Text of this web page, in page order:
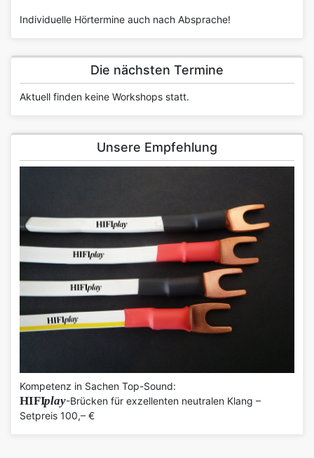
Individuelle Hörtermine auch nach Absprache!
Die nächsten Termine
Aktuell finden keine Workshops statt.
Unsere Empfehlung
Kompetenz in Sachen Top-Sound:
HIFIplay-Brücken für exzellenten neutralen Klang –
Setpreis 100,– €